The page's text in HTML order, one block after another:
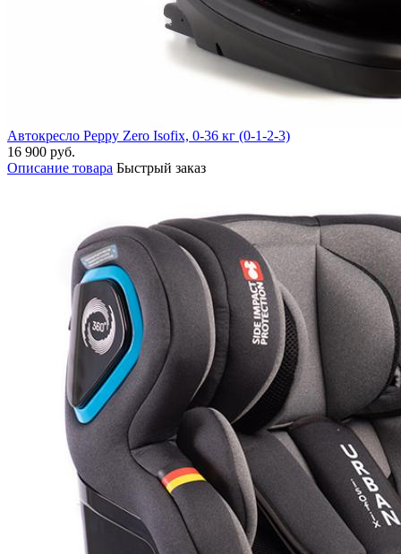
Автокресло Peppy Zero Isofix, 0-36 кг (0-1-2-3)
16 900 руб.
Описание товара Быстрый заказ